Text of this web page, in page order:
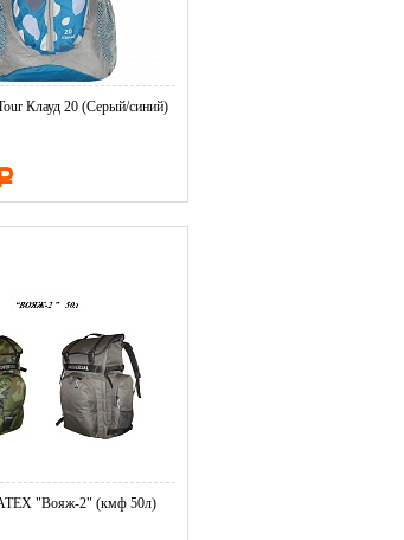
Клауд 20 (Серый/синий)
"Вояж-2" (кмф 50л)